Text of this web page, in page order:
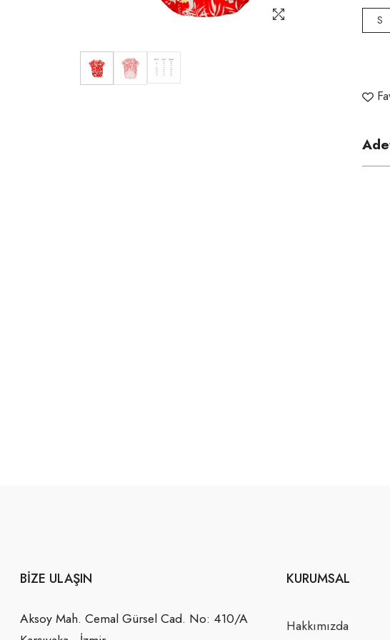
S
BIZE ULAŞIN
Aksoy Mah. Cemal Gürsel Cad. No: 410/A
KURUMSAL
Hakkımızda